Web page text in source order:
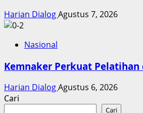
Harian DialogAgustus 7, 2026
Nasional
Kemnaker Perkuat
Harian DialogAgustus 6, 2026
Cari
Cari